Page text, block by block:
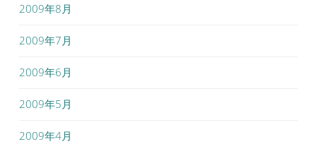
2009年8月
2009年7月
2009年6月
2009年5月
2009年4月